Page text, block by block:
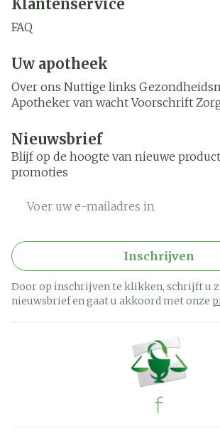
Klantenservice
FAQ
Uw apotheek
Over ons Nuttige links
Apotheker van wacht Voorschrift
Nieuwsbrief
Blijf op de hoogte van nieuwe
promoties
Inschrijven
Door op inschrijven te klikken, schrijft u
nieuwsbrief en gaat u akkoord met onze